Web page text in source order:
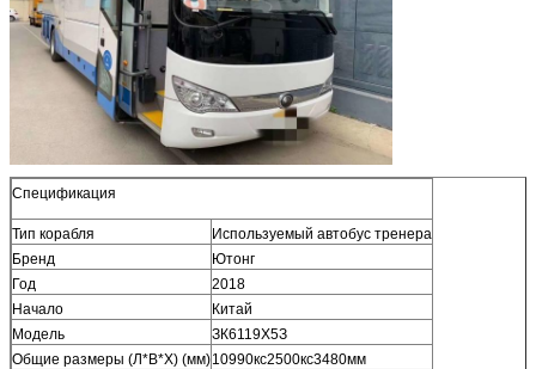
Спецификация
Тип корабля
Используемый автобус тренера
Бренд
Ютонг
Год
2018
Начало
Китай
Модель
ЗК6119Х5З
Общие размеры (Л*В*Х) (мм)10990кс2500кс3480мм